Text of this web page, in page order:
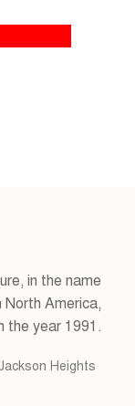
in the name
America,
the year 1991.
Heights